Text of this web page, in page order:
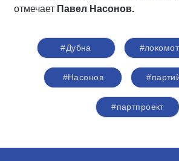
отмечает Павел Насонов.
#Дубна
#Насонов
#партпроект